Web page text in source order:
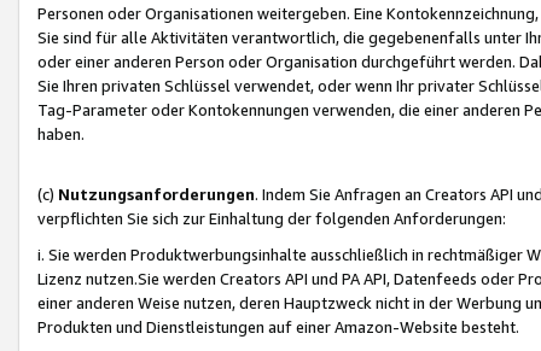
Personen oder Organisationen weitergeben. Eine
Sie sind für alle Aktivitäten verantwortlich, die gegebenenfalls unter
oder einer anderen Person oder Organisation durchgeführt werden.
Sie Ihren privaten Schlüssel verwendet, oder wenn Ihr privater
Tag-Parameter oder Kontokennungen verwenden, die einer anderen
haben.
(c) Nutzungsanforderungen. Indem Sie Anfragen an Creators API
verpflichten Sie sich zur Einhaltung der folgenden Anforderungen:
i. Sie werden Produktwerbungsinhalte ausschließlich in rechtmäßiger
Lizenz nutzen.Sie werden Creators API und PA API, Datenfeeds oder
einer anderen Weise nutzen, deren Hauptzweck nicht in der Werbung
Produkten und Dienstleistungen auf einer Amazon-Website besteht.